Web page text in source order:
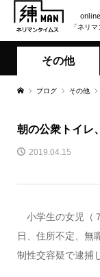
「ネリ
その他
ブログ その他
朝の公衆トイレ
2019.04.15
小学生の女児（
日、住所不定、無
制性交容疑で逮捕